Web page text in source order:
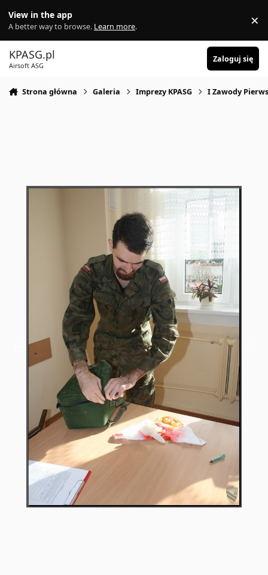
View in the app
A better way to browse. Learn more. ×
KPASG.pl
Airsoft ASG
Zaloguj się
Strona główna Galeria Imprezy KPASG I Zawody